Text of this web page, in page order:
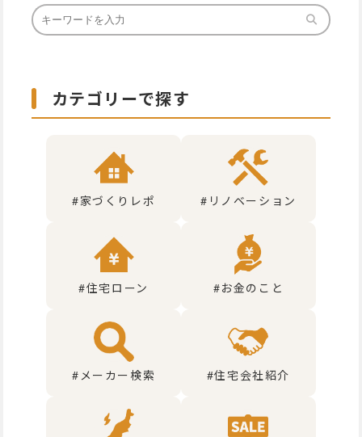
カテゴリーで探す
#家づくりレポ #リノベーション
#住宅ローン #お金のこと
#メーカー検索 #住宅会社紹介